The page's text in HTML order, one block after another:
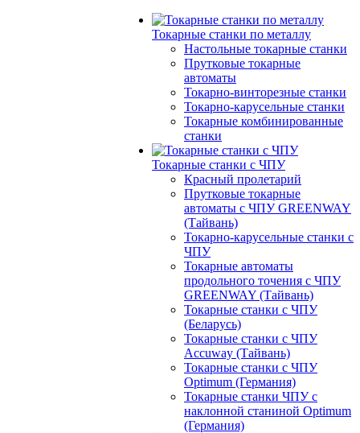
Токарные станки по металлу
Настольные токарные станки
Прутковые токарные
автоматы
Токарно-винторезные станки
Токарно-карусельные станки
Токарные комбинированные
станки
Токарные станки с ЧПУ
Красный пролетарий
Прутковые токарные
автоматы с ЧПУ GREENWAY
(Тайвань)
Токарно-карусельные станки с
ЧПУ
Токарные автоматы
продольного точения с ЧПУ
GREENWAY (Тайвань)
Токарные станки с ЧПУ
(Беларусь)
Токарные станки с ЧПУ
Accuway (Тайвань)
Токарные станки с ЧПУ
Optimum (Германия)
Токарные станки ЧПУ с
наклонной станиной Optimum
(Германия)